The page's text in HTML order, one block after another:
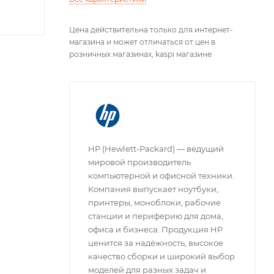
Цена действительна только для интернет-
магазина и может отличаться от цен в
розничных магазинах, kaspi магазине
HP (Hewlett-Packard) — ведущий
мировой производитель
компьютерной и офисной техники.
Компания выпускает ноутбуки,
принтеры, моноблоки, рабочие
станции и периферию для дома,
офиса и бизнеса. Продукция HP
ценится за надёжность, высокое
качество сборки и широкий выбор
моделей для разных задач и